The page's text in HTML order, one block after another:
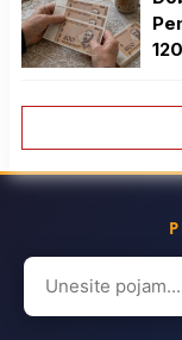
Search
for: